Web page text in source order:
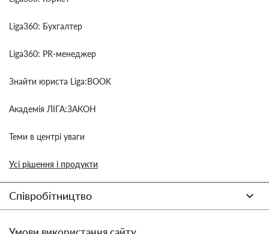
Liga360: Бухгалтер
Liga360: PR-менеджер
Знайти юриста Liga:BOOK
Академія ЛІГА:ЗАКОН
Теми в центрі уваги
Усі рішення і продукти
Співробітництво